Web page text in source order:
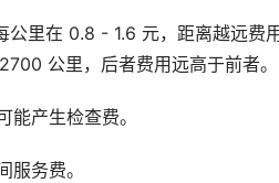
公里在 0.8 - 1.6 元，距离越远费
公里，后者费用远高于前者。
产生检查费。
务费。